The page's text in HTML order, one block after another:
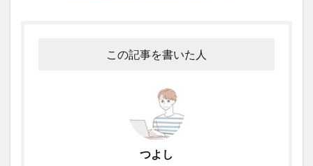
この記事を書いた人
つよし